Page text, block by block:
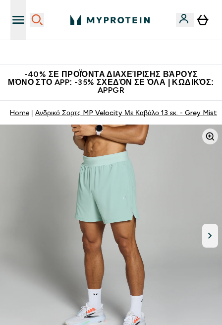
-40% ΣΕ ΠΡΟΪΌΝΤΑ ΔΙΑΧΕΊΡΙΣΗΣ ΒΆΡΟΥΣ
ΜΌΝΟ ΣΤΟ APP: -35% ΣΧΕΔΌΝ ΣΕ ΌΛΑ | ΚΩΔΙΚΌΣ:
APPGR
Home Ανδρικό Σορτς MP Velocity Με Καβάλο 13 εκ. - Grey Mist